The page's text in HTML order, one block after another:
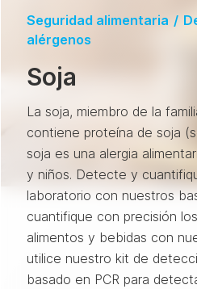
Seguridad alimentaria /
alérgenos
Soja
La soja, miembro de la
contiene proteína de soja
soja es una alergia
y niños. Detecte y
laboratorio con nuestros
cuantifique con precisión
alimentos y bebidas con
utilice nuestro kit de
basado en PCR para